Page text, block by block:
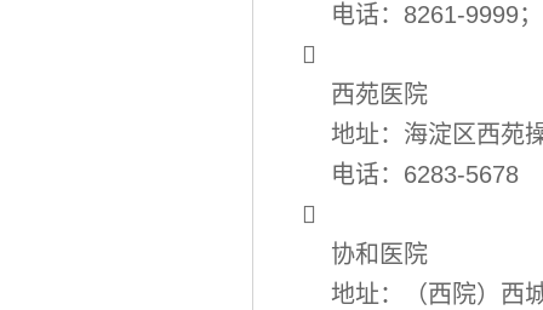
电话：8261-9999

西苑医院
地址：海淀区西苑
电话：6283-5678

协和医院
地址：（西院）西